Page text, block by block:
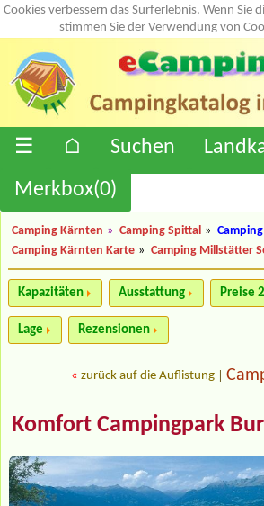
Cookies verbessern das Surferlebnis. Wenn Sie
stimmen Sie der Verwendung von
☰ ⌂ Suchen
Merkbox(0)
Camping Kärnten » Camping Spittal »
Camping Kärnten Karte » Camping Millstätter
Kapazitäten Ausstattung Preise
Lage Rezensionen
« zurück auf die Auflistung
Komfort Campingpark